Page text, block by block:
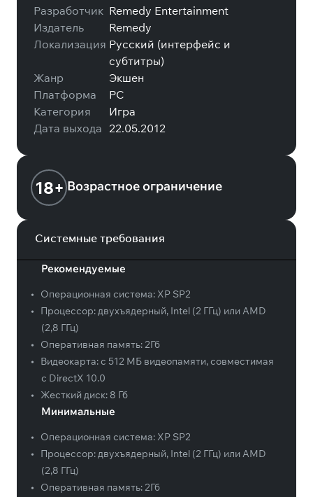
Разработчик Remedy Entertainment
Издатель
Remedy
Локализация Русский (интерфейс и
субтитры)
Жанр
Экшен
Платформа
PC
Категория
Игра
Дата выхода 22.05.2012
18+ Возрастное ограничение
Системные требования
Рекомендуемые
• Операционная система: XP SP2
•
Процессор:двухъядерный, Intel (2 ГГц) или AMD
(2,8 ГГц)
•
Оперативная память:2Гб
•
Видеокарта:с 512 МБ видеопамяти, совместимая
с DirectX 10.0
•
Жесткий диск: 8 Гб
Минимальные
• Операционная система: XP SP2
•
Процессор:двухъядерный, Intel (2 ГГц) или AMD
(2,8 ГГц)
•
Оперативная память:2Гб